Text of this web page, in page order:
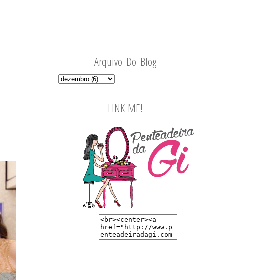
Arquivo Do Blog
LINK-ME!